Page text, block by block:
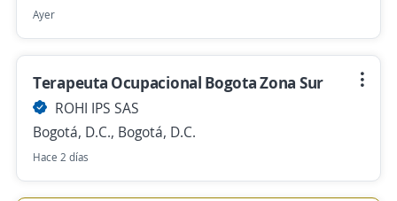
Ayer
Terapeuta Ocupacional Bogota Zona Sur
ROHI IPS SAS
Bogotá, D.C., Bogotá, D.C.
Hace 2 días